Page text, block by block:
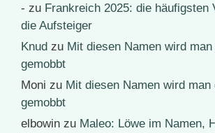
- zu Frankreich 2025: die häufigsten
die Aufsteiger
Knud zu Mit diesen Namen wird
gemobbt
Moni zu Mit diesen Namen wird man
gemobbt
elbowin zu Maleo: Löwe im Namen,